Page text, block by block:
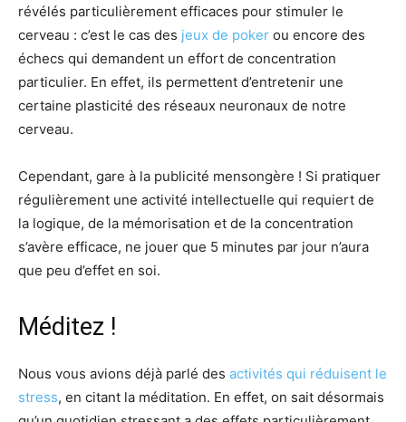
révélés particulièrement efficaces pour stimuler le
cerveau : c’est le cas des jeux de poker ou encore des
échecs qui demandent un effort de concentration
particulier. En effet, ils permettent d’entretenir une
certaine plasticité des réseaux neuronaux de notre
cerveau.
Cependant, gare à la publicité mensongère ! Si pratiquer
régulièrement une activité intellectuelle qui requiert de
la logique, de la mémorisation et de la concentration
s’avère efficace, ne jouer que 5 minutes par jour n’aura
que peu d’effet en soi.
Méditez !
Nous vous avions déjà parlé des activités qui réduisent le
stress, en citant la méditation. En effet, on sait désormais